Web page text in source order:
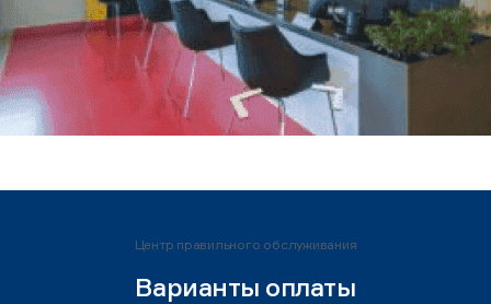
Центр правильного обслуживания
Варианты оплаты